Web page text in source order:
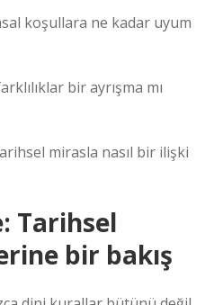
koşullara ne kadar uyum
bir ayrışma mı
mirasla nasıl bir ilişki
Tarihsel
bir bakış